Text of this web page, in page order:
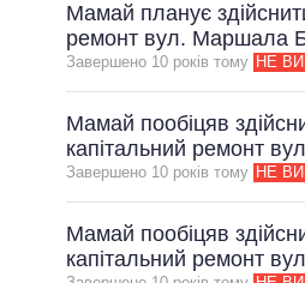
Мамай планує
ремонт вул. Маршала
Завершено 10 рокiв тому НЕ
Мамай пообіцяв
капітальний ремонт
Завершено 10 рокiв тому НЕ
Мамай пообіцяв
капітальний ремонт